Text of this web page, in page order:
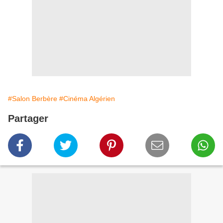
#Salon Berbère #Cinéma Algérien
Partager